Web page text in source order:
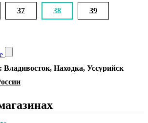
37 38 39
Владивосток, Находка, Уссурийск